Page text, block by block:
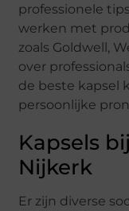
professionele
werken met
zoals Goldwell,
over
de beste kapsel
persoonlijke
Kapsels
Nijkerk
Er zijn diverse